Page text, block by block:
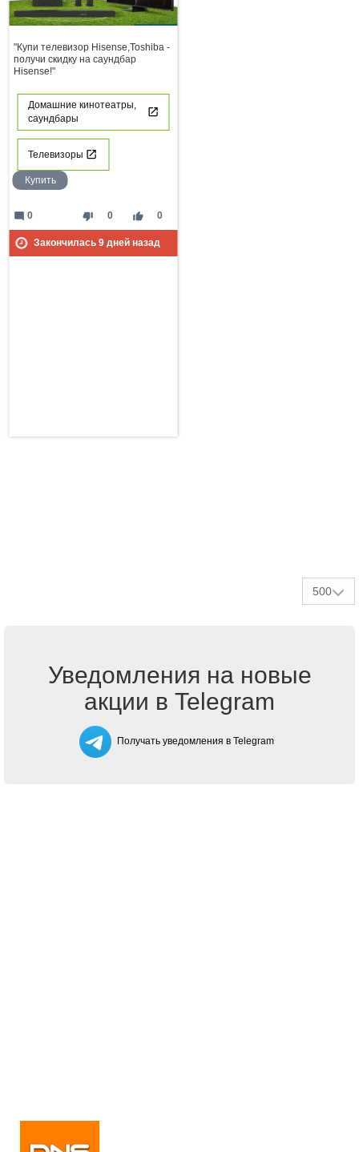
"Купи телевизор Hisense,Toshiba -
получи скидку на саундбар
Hisense!"
Домашние кинотеатры,
саундбары
Телевизоры
Купить
thumb_down 0 thumb_up 0
mode_comment 0
Закончилась 9дней назад
500
Уведомления на новые
акции в Telegram
Получать уведомления в Telegram